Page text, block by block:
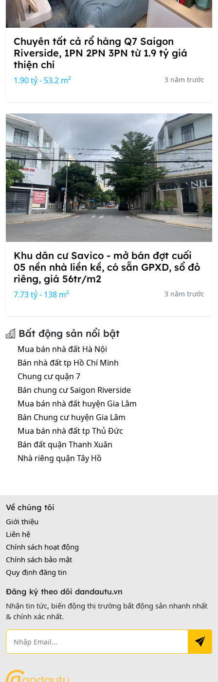
Chuyên tất cả rổ hàng Q7 Saigon
Riverside, 1PN 2PN 3PN từ 1.9 tỷ giá
thiện chí
1.90 tỷ - 53.2 m² 3 năm trước
Khu dân cư Savico - mở bán đợt cuối
05 nền nhà liền kề, có sẵn GPXD, sổ đỏ
riêng, giá 56tr/m2
7.73 tỷ - 138 m² 3 năm trước
Bất động sản nổi bật
Mua bán nhà đất Hà Nội
Bán nhà đất tp Hồ Chí Minh
Chung cư quận 7
Bán chung cư Saigon Riverside
Mua bán nhà đất huyện Gia Lâm
Bán Chung cư huyện Gia Lâm
Mua bán nhà đất tp Thủ Đức
Bán đất quận Thanh Xuân
Nhà riêng quận Tây Hồ
Về chúng tôi
Giới thiệu
Liên hệ
Chính sách hoạt động
Chính sách bảo mật
Quy định đăng tin
Đăng ký theo dõi dandautu.vn
Nhận tin tức, biến động thị trường bất động sản nhanh nhất
& chính xác nhất.